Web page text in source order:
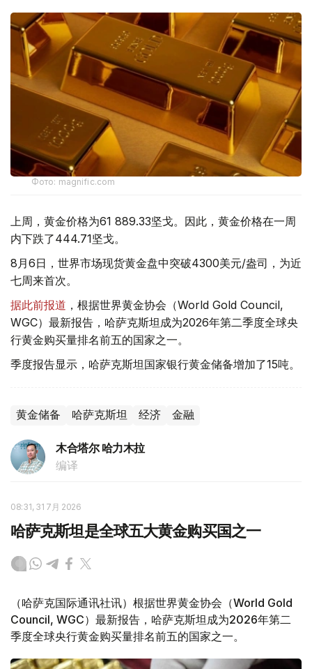
Фото: magnific.com
上周，黄金价格为61 889.33坚戈。因此，黄金价格在一周
内下跌了444.71坚戈。
8月6日，世界市场现货黄金盘中突破4300美元/盎司，为近
七周来首次。
据此前报道 ，根据世界黄金协会（World Gold Council,
WGC）最新报告，哈萨克斯坦成为2026年第二季度全球央
行黄金购买量排名前五的国家之一。
季度报告显示，哈萨克斯坦国家银行黄金储备增加了15吨。
黄金储备 哈萨克斯坦 经济 金融
木合塔尔 哈力木拉
编译
08:31, 31 7月 2026
哈萨克斯坦是全球五大黄金购买国之一
（哈萨克国际通讯社讯）根据世界黄金协会（World Gold
Council, WGC）最新报告，哈萨克斯坦成为2026年第二
季度全球央行黄金购买量排名前五的国家之一。